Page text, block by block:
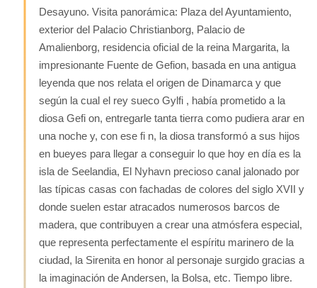
Desayuno. Visita panorámica: Plaza del Ayuntamiento,
exterior del Palacio Christianborg, Palacio de
Amalienborg, residencia oficial de la reina Margarita, la
impresionante Fuente de Gefion, basada en una antigua
leyenda que nos relata el origen de Dinamarca y que
según la cual el rey sueco Gylfi , había prometido a la
diosa Gefi on, entregarle tanta tierra como pudiera arar en
una noche y, con ese fi n, la diosa transformó a sus hijos
en bueyes para llegar a conseguir lo que hoy en día es la
isla de Seelandia, El Nyhavn precioso canal jalonado por
las típicas casas con fachadas de colores del siglo XVII y
donde suelen estar atracados numerosos barcos de
madera, que contribuyen a crear una atmósfera especial,
que representa perfectamente el espíritu marinero de la
ciudad, la Sirenita en honor al personaje surgido gracias a
la imaginación de Andersen, la Bolsa, etc. Tiempo libre.